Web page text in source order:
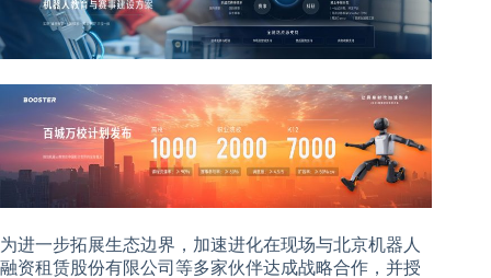
为进一步拓展生态边界，加速进化在现场与北京机器人
融资租赁股份有限公司等多家伙伴达成战略合作，并授